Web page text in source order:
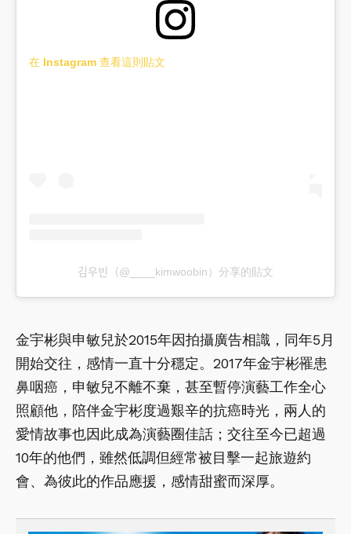
在 Instagram 查看這則貼文
김우빈（@____kimwoobin）分享的貼文
金宇彬與申敏兒於2015年因拍攝廣告相識，同年5月
開始交往，感情一直十分穩定。2017年金宇彬罹患
鼻咽癌，申敏兒不離不棄，甚至暫停演藝工作全心
照顧他，陪伴金宇彬度過艱辛的抗癌時光，兩人的
愛情故事也因此成為演藝圈佳話；交往至今已超過
10年的他們，雖然低調但經常被目擊一起旅遊約
會、為彼此的作品應援，感情甜蜜而深厚。